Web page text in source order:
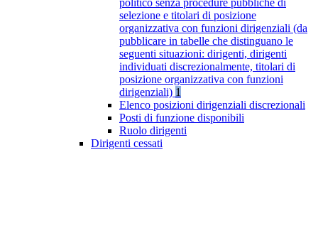
politico senza procedure pubbliche di
selezione e titolari di posizione
organizzativa con funzioni dirigenziali (da
pubblicare in tabelle che distinguano le
seguenti situazioni: dirigenti, dirigenti
individuati discrezionalmente, titolari di
posizione organizzativa con funzioni
dirigenziali) 1
Elenco posizioni dirigenziali discrezionali
Posti di funzione disponibili
Ruolo dirigenti
Dirigenti cessati